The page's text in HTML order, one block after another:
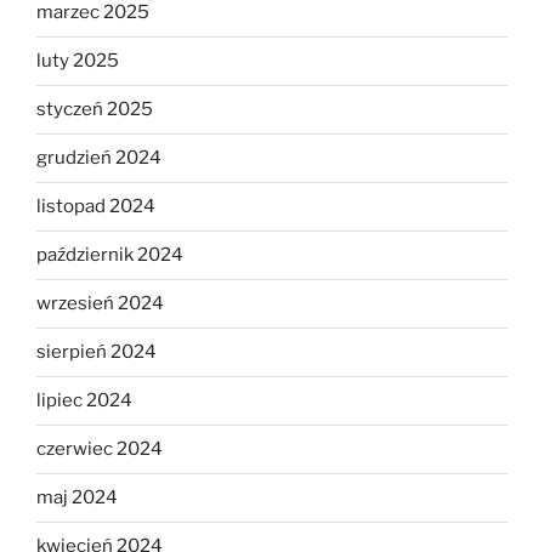
marzec 2025
luty 2025
styczeń 2025
grudzień 2024
listopad 2024
październik 2024
wrzesień 2024
sierpień 2024
lipiec 2024
czerwiec 2024
maj 2024
kwiecień 2024